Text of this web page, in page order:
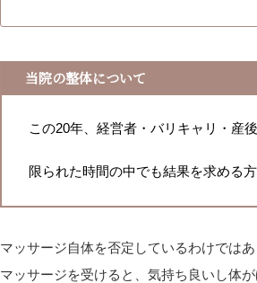
当院の整体について
この20年、経営者・バリキャリ・産
限られた時間の中でも結果を求める
マッサージ自体を否定しているわけではあ
マッサージを受けると、気持ち良いし体